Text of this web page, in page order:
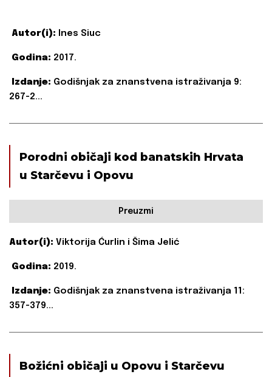
Autor(i): Ines Siuc
Godina: 2017.
Izdanje: Godišnjak za znanstvena istraživanja 9:
267-2...
Porodni običaji kod banatskih Hrvata
u Starčevu i Opovu
Preuzmi
Autor(i): Viktorija Ćurlin i Šima Jelić
Godina: 2019.
Izdanje: Godišnjak za znanstvena istraživanja 11:
357-379...
Božićni običaji u Opovu i Starčevu